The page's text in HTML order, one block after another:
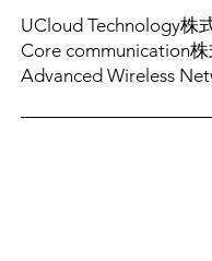
UCloud Technology株
Core communication
Advanced Wireless